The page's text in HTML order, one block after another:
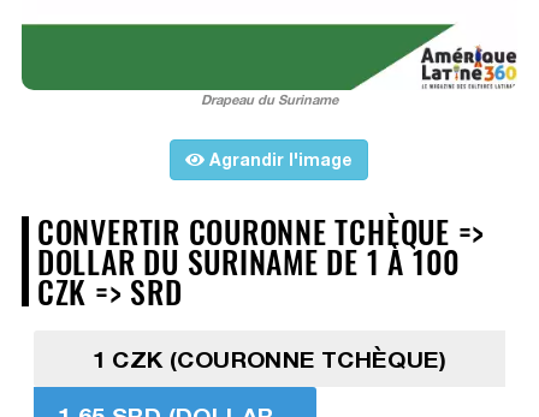
Drapeau du Suriname
Agrandir l'image
CONVERTIR COURONNE TCHÈQUE =>
DOLLAR DU SURINAME DE 1 À 100
CZK => SRD
1 CZK (COURONNE TCHÈQUE)